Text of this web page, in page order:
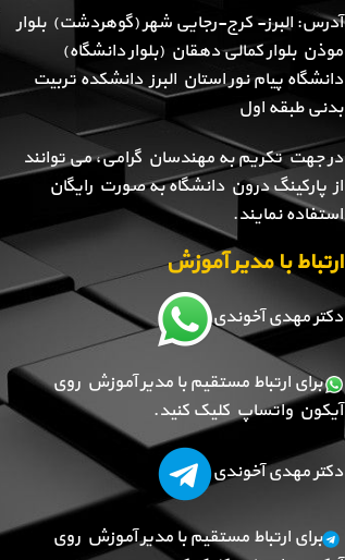
آدرس: البرز- کرج-رجایی شهر (گوهردشت) بلوار
موذن بلوار کمالی دهقان (بلوار دانشگاه)
دانشگاه پیام نور استان البرز دانشکده تربیت
بدنی طبقه اول
در جهت تکریم به مهندسان گرامی، می توانند
از پارکینگ درون دانشگاه به صورت رایگان
استفاده نمایند.
ارتباط با مدیر آموزش
دکتر مهدی آخوندی
برای ارتباط مستقیم با مدیر آموزش روی
آیکون واتساپ کلیک کنید.
دکتر مهدی آخوندی
برای ارتباط مستقیم با مدیر آموزش روی